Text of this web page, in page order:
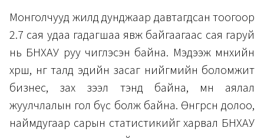
Монголчууд жилд дунджаар давтагдсан тоогоор
2.7 сая удаа гадагшаа явж байгаагаас сая гаруй
нь БНХАУ руу чиглэсэн байна. Мэдээж мөнхийн
хөрш, нөгөө талд эдийн засаг нийгмийн боломжит
бизнес, зах зээл тэнд байна, мөн аялал
жуулчлалын гол бүс болж байна. Өнгөрсөн долоо,
наймдугаар сарын статистикийг харвал БНХАУ